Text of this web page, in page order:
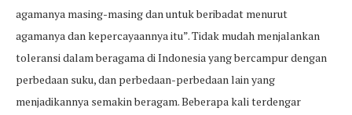
agamanya masing-masing dan untuk beribadat menurut
agamanya dan kepercayaannya itu”. Tidak mudah menjalankan
toleransi dalam beragama di Indonesia yang bercampur dengan
perbedaan suku, dan perbedaan-perbedaan lain yang
menjadikannya semakin beragam. Beberapa kali terdengar